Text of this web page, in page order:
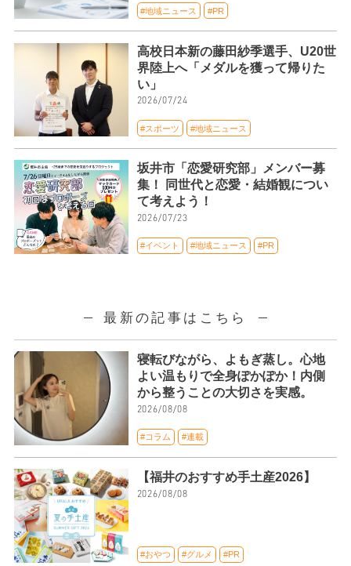
#地域ニュース #PR
高校日本新の藤田紗季選手、U20世
界陸上へ「メダルを獲って帰りた
い」
2026/07/24
#スポーツ #地域ニュース
坂井市「恋愛研究部」メンバー募
集！ 同世代と恋愛・結婚観につい
て考えよう！
2026/07/23
#イベント #地域ニュース #PR
最新の記事はこちら
寝転びながら、よもぎ蒸し。心地
よい温もりで全身ぽかぽか！内側
から整うことの大切さを実感。
2026/08/08
#コラム #連載
【福井のおすすめ手土産2026】
2026/08/08
#おやつ #グルメ #PR